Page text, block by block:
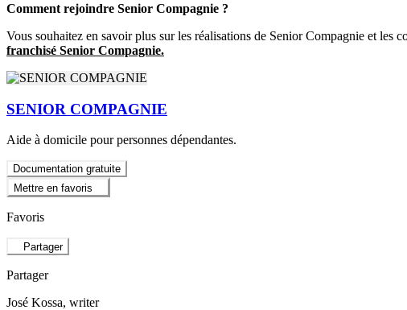
Comment rejoindre Senior Compagnie ?
Vous souhaitez en savoir plus sur les réalisations de Senior Compagnie et les
franchisé Senior Compagnie.
SENIOR COMPAGNIE
Aide à domicile pour personnes dépendantes.
Documentation gratuite
Mettre en favoris
Favoris
Partager
Partager
José Kossa, writer